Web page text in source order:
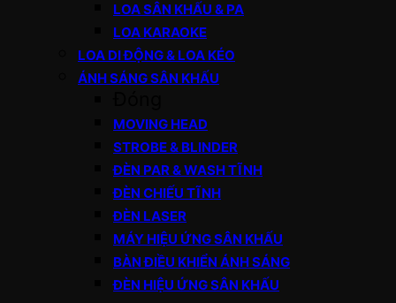
LOA SÂN KHẤU & PA
LOA KARAOKE
LOA DI ĐỘNG & LOA KÉO
ÁNH SÁNG SÂN KHẤU
MOVING HEAD
STROBE & BLINDER
ĐÈN PAR & WASH TĨNH
ĐÈN CHIẾU TĨNH
ĐÈN LASER
MÁY HIỆU ỨNG SÂN KHẤU
BÀN ĐIỀU KHIỂN ÁNH SÁNG
ĐÈN HIỆU ỨNG SÂN KHẤU